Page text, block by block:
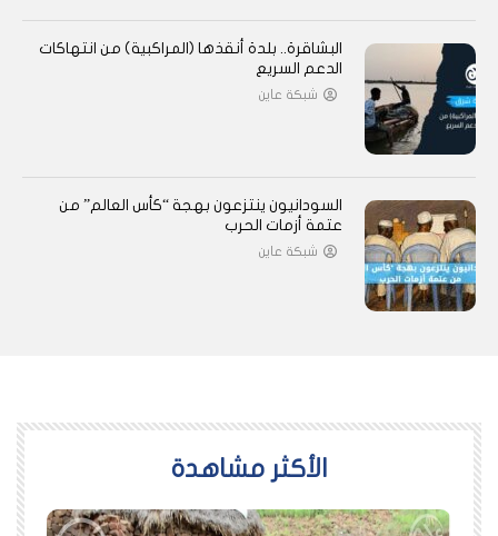
البشاقرة.. بلدة أنقذها (المراكبية) من انتهاكات
الدعم السريع
شبكة عاين
السودانيون ينتزعون بهجة “كأس العالم” من
عتمة أزمات الحرب
شبكة عاين
اﻷكثر مشاهدة